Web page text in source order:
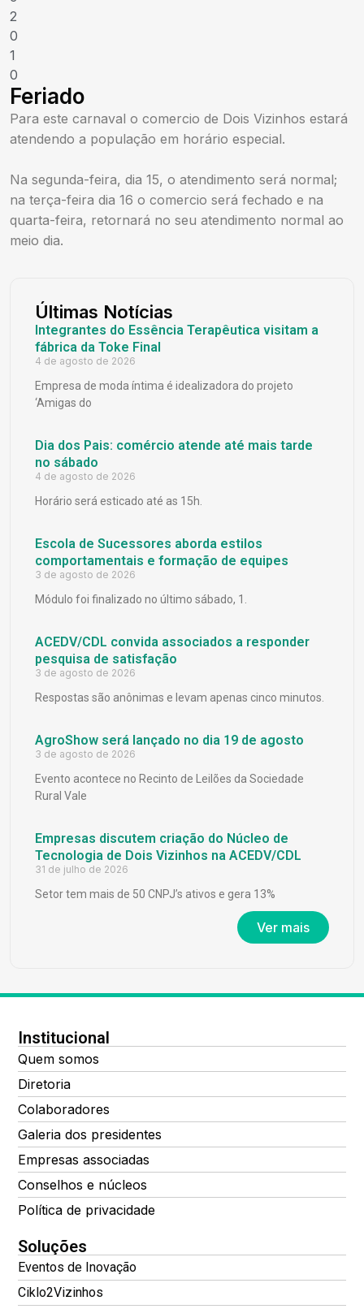
2
0
1
0
Feriado
Para este carnaval o comercio de Dois Vizinhos estará
atendendo a população em horário especial.
Na segunda-feira, dia 15, o atendimento será normal;
na terça-feira dia 16 o comercio será fechado e na
quarta-feira, retornará no seu atendimento normal ao
meio dia.
Últimas Notícias
Integrantes do Essência Terapêutica visitam a
fábrica da Toke Final
4 de agosto de 2026
Empresa de moda íntima é idealizadora do projeto
‘Amigas do
Dia dos Pais: comércio atende até mais tarde
no sábado
4 de agosto de 2026
Horário será esticado até as 15h.
Escola de Sucessores aborda estilos
comportamentais e formação de equipes
3 de agosto de 2026
Módulo foi finalizado no último sábado, 1.
ACEDV/CDL convida associados a responder
pesquisa de satisfação
3 de agosto de 2026
Respostas são anônimas e levam apenas cinco minutos.
AgroShow será lançado no dia 19 de agosto
3 de agosto de 2026
Evento acontece no Recinto de Leilões da Sociedade
Rural Vale
Empresas discutem criação do Núcleo de
Tecnologia de Dois Vizinhos na ACEDV/CDL
31 de julho de 2026
Setor tem mais de 50 CNPJ’s ativos e gera 13%
Ver mais
Institucional
Quem somos
Diretoria
Colaboradores
Galeria dos presidentes
Empresas associadas
Conselhos e núcleos
Política de privacidade
Soluções
Eventos de Inovação
Ciklo2Vizinhos